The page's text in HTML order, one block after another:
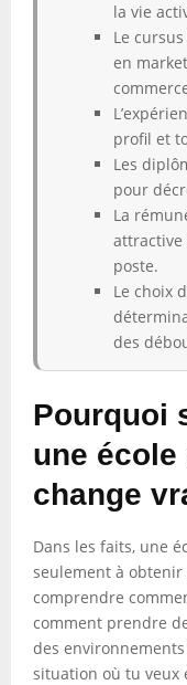
la vie
Le
en
profil et
Les
pour
La
attractive
poste.
Le choix
des
Pourquoi
une école
change
Dans les faits, une
seulement à
comprendre
comment prendre
des
situation où tu